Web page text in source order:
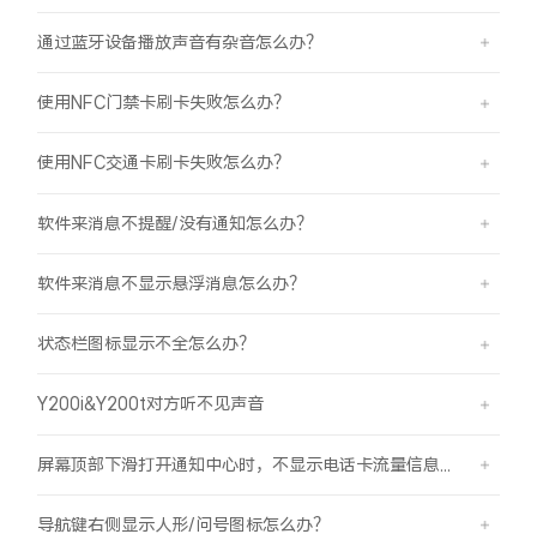
通过蓝牙设备播放声音有杂音怎么办？
使用NFC门禁卡刷卡失败怎么办？
使用NFC交通卡刷卡失败怎么办？
软件来消息不提醒/没有通知怎么办？
软件来消息不显示悬浮消息怎么办？
状态栏图标显示不全怎么办？
Y200i&Y200t对方听不见声音
导航键右侧显示人形/问号图标怎么办？